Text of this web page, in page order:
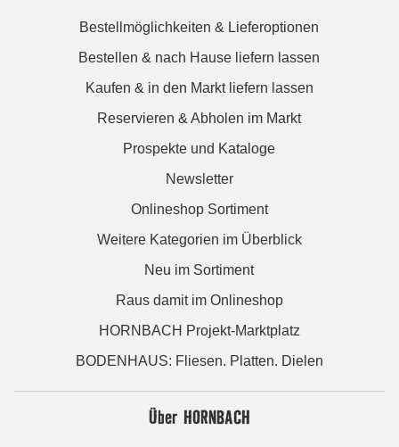
Bestellmöglichkeiten & Lieferoptionen
Bestellen & nach Hause liefern lassen
Kaufen & in den Markt liefern lassen
Reservieren & Abholen im Markt
Prospekte und Kataloge
Newsletter
Onlineshop Sortiment
Weitere Kategorien im Überblick
Neu im Sortiment
Raus damit im Onlineshop
HORNBACH Projekt-Marktplatz
BODENHAUS: Fliesen. Platten. Dielen
Über HORNBACH